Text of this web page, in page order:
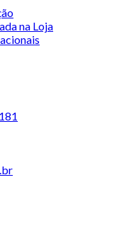
na Loja